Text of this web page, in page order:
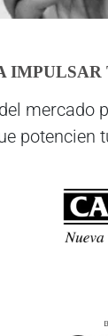
IMPULSAR
mercado
potencien